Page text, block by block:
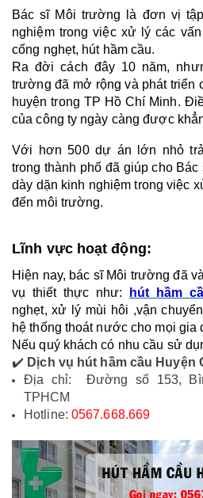
Bác sĩ Môi trường là đơn vị
nghiệm trong việc xử lý các
cống nghẹt, hút hầm cầu.
Ra đời cách đây 10 năm,
trường đã mở rộng và phát triển
huyện trong TP Hồ Chí Minh.
của công ty ngày càng được
Với hơn 500 dự án lớn nhỏ
trong thành phố đã giúp cho
dày dặn kinh nghiệm trong việc
đến môi trường.
Lĩnh vực hoạt động:
Hiện nay, bác sĩ Môi trường đã
vụ thiết thực như:
hút hầm
nghẹt, xử lý mùi hôi ,vận
hệ thống thoát nước cho mọi gia
Nếu quý khách có nhu cầu sử
✔️ Dịch vụ hút hầm cầu Huyện
Địa chỉ:  Đường số 153,
TPHCM
Hotline: 0567.668.669